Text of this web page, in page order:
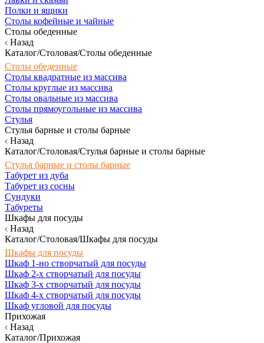
Полки и ящики
Столы кофейные и чайные
Столы обеденные
Назад
Каталог/Столовая/Столы обеденные
Столы обеденные
Столы квадратные из массива
Столы круглые из массива
Столы овальные из массива
Столы прямоугольные из массива
Стулья
Стулья барные и столы барные
Назад
Каталог/Столовая/Стулья барные и столы барные
Стулья барные и столы барные
Табурет из дуба
Табурет из сосны
Сундуки
Табуреты
Шкафы для посуды
Назад
Каталог/Столовая/Шкафы для посуды
Шкафы для посуды
Шкаф 1-но створчатый для посуды
Шкаф 2-х створчатый для посуды
Шкаф 3-х створчатый для посуды
Шкаф 4-х створчатый для посуды
Шкаф угловой для посуды
Прихожая
Назад
Каталог/Прихожая